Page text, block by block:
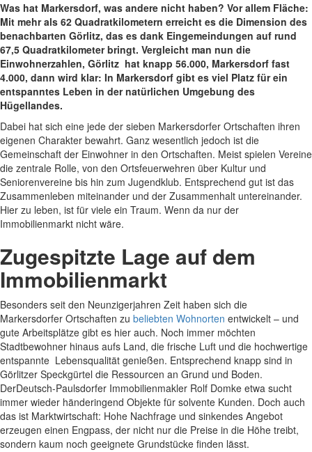
Was hat Markersdorf, was andere nicht haben? Vor allem Fläche:
Mit mehr als 62 Quadratkilometern erreicht es die Dimension des
benachbarten Görlitz, das es dank Eingemeindungen auf rund
67,5 Quadratkilometer bringt. Vergleicht man nun die
Einwohnerzahlen, Görlitz hat knapp 56.000, Markersdorf fast
4.000, dann wird klar: In Markersdorf gibt es viel Platz für ein
entspanntes Leben in der natürlichen Umgebung des
Hügellandes.
Dabei hat sich eine jede der sieben Markersdorfer Ortschaften ihren
eigenen Charakter bewahrt. Ganz wesentlich jedoch ist die
Gemeinschaft der Einwohner in den Ortschaften. Meist spielen Vereine
die zentrale Rolle, von den Ortsfeuerwehren über Kultur und
Seniorenvereine bis hin zum Jugendklub. Entsprechend gut ist das
Zusammenleben miteinander und der Zusammenhalt untereinander.
Hier zu leben, ist für viele ein Traum. Wenn da nur der
Immobilienmarkt nicht wäre.
Zugespitzte Lage auf dem
Immobilienmarkt
Besonders seit den Neunzigerjahren Zeit haben sich die
Markersdorfer Ortschaften zu beliebten Wohnorten entwickelt – und
gute Arbeitsplätze gibt es hier auch. Noch immer möchten
Stadtbewohner hinaus aufs Land, die frische Luft und die hochwertige
entspannte Lebensqualität genießen. Entsprechend knapp sind in
Görlitzer Speckgürtel die Ressourcen an Grund und Boden.
DerDeutsch-Paulsdorfer Immobilienmakler Rolf Domke etwa sucht
immer wieder händeringend Objekte für solvente Kunden. Doch auch
das ist Marktwirtschaft: Hohe Nachfrage und sinkendes Angebot
erzeugen einen Engpass, der nicht nur die Preise in die Höhe treibt,
sondern kaum noch geeignete Grundstücke finden lässt.